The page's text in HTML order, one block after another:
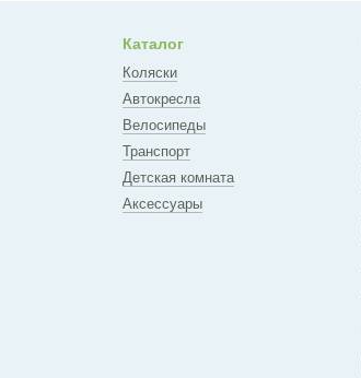
Каталог
Коляски
Автокресла
Велосипеды
Транспорт
Детская комната
Аксессуары